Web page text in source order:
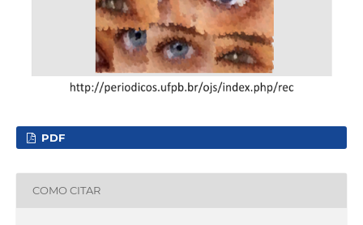
PDF
COMO CITAR